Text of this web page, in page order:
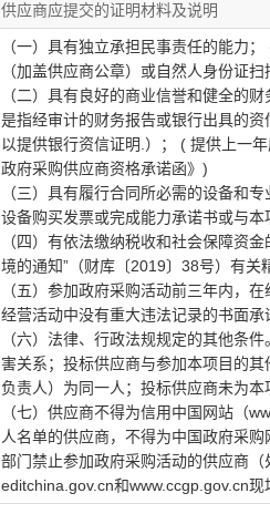
供应商应提交的证明材料及说明
（一）具有独立承担民事责任的能力
（加盖供应商公章）或自然人身份证扫
（二）具有良好的商业信誉和健全的
是指经审计的财务报告或银行出具的
以提供银行资信证明.）； ( 提供上一
政府采购供应商资格承诺函》)
（三）具有履行合同所必需的设备和
设备购买发票或完成能力承诺书或与
（四）有依法缴纳税收和社会保障资
境的通知”（财库〔2019〕38号）有
（五）参加政府采购活动前三年内，
经营活动中没有重大违法记录的书面
（六）法律、行政法规规定的其他条
害关系；投标供应商与参加本项目的
负责人）为同一人；投标供应商未为
（七）供应商不得为信用中国网站（
人名单的供应商，不得为中国政府采
部门禁止参加政府采购活动的供应商
editchina.gov.cn和www.ccgp.gov.cn现